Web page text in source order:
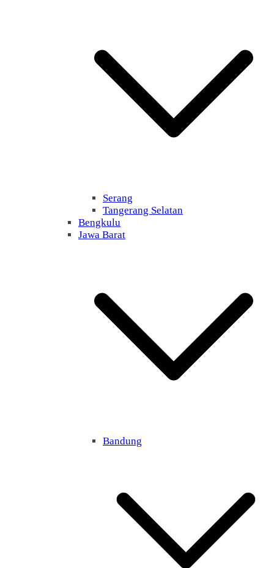
Serang
Tangerang Selatan
Bengkulu
Jawa Barat
Bandung